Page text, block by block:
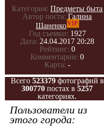
Категория: Предметы быта
Автор поста: Галина
ШаненкоVIP
Год съемки: 1927
Дата: 24.04.2017 20:28
Рейтинг: 0
Комментарии: 0
Карта: -
Всего 523379 фотографий в
300770 постах в5257
категориях.
Пользователи из
этого города: